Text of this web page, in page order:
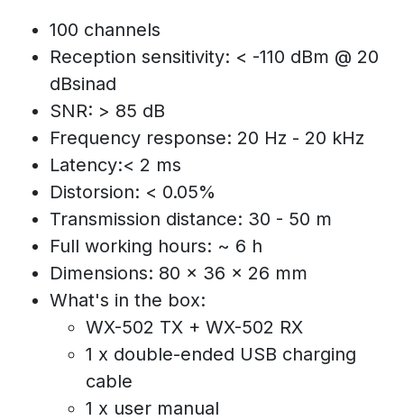
100 channels
Reception sensitivity: < -110 dBm @ 20
dBsinad
SNR: > 85 dB
Frequency response: 20 Hz - 20 kHz
Latency:< 2 ms
Distorsion: < 0.05%
Transmission distance: 30 - 50 m
Full working hours: ~ 6 h
Dimensions: 80 x 36 x 26 mm
What's in the box:
WX-502 TX + WX-502 RX
1 x double-ended USB charging
cable
1 x user manual